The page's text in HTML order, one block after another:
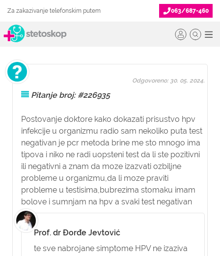
Za zakazivanje telefonskim putem 063/687-460
Pitanje broj: #226935
Postovanje doktore kako dokazati prisustvo hpv
infekcije u organizmu radio sam nekoliko puta test
negativan je pcr metoda brine me sto mnogo ima
tipova i niko ne radi uopsteni test da li ste pozitivni
ili negativni a znam da moze izazvati ozbiljne
probleme u organizmu,da li moze praviti
probleme u testisima,bubrezima stomaku imam
bolove i sumnjam na hpv a svaki test negativan
Odgovoreno: 30. 05. 2024.
Prof. dr Đorđe Jevtović
te sve nabrojane simptome HPV ne izaziva